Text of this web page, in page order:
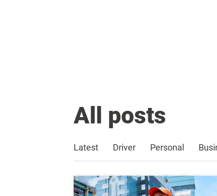
All posts
Latest Driver Personal